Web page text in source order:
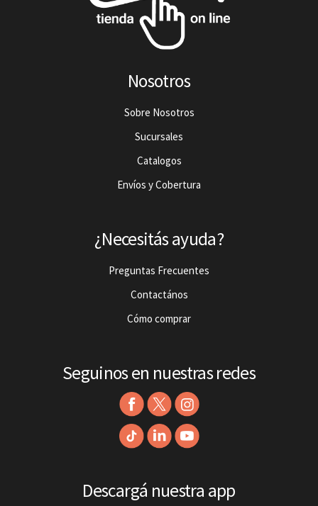
Nosotros
Sobre Nosotros
Sucursales
Catalogos
Envíos y Cobertura
¿Necesitás ayuda?
Preguntas Frecuentes
Contactános
Cómo comprar
Seguinos en nuestras redes
Descargá nuestra app